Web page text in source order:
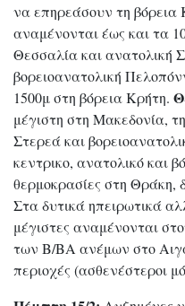
να επηρεάσουν τη βόρεια
αναμένονται έως και τα
Θεσσαλία και ανατολική
βορειοανατολική
1500μ στη βόρεια Κρήτη.
μέγιστη στη Μακεδονία,
Στερεά και
κεντρικο, ανατολικό και
θερμοκρασίες στη Θράκη,
Στα δυτικά ηπειρωτικά
μέγιστες αναμένονται
των Β/ΒΑ ανέμων στο
περιοχές (ασθενέστεροι